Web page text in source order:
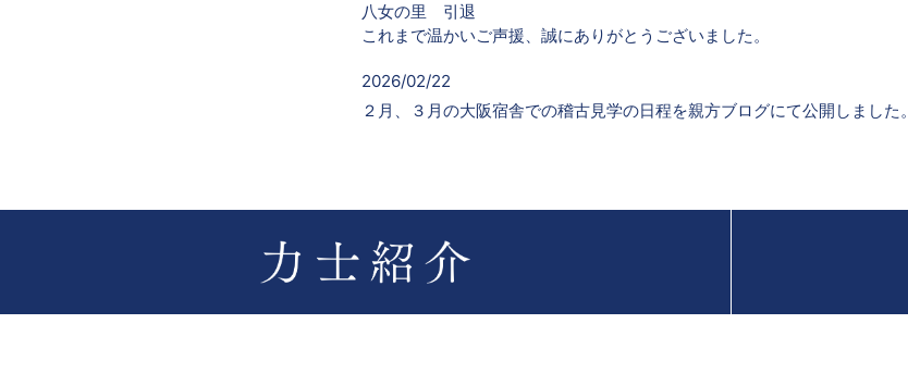
八女の里 引退
これまで温かいご声援、誠にありがとうございました。
2026/02/22
２月、３月の大阪宿舎での稽古見学の日程を親方ブログにて公開しました。